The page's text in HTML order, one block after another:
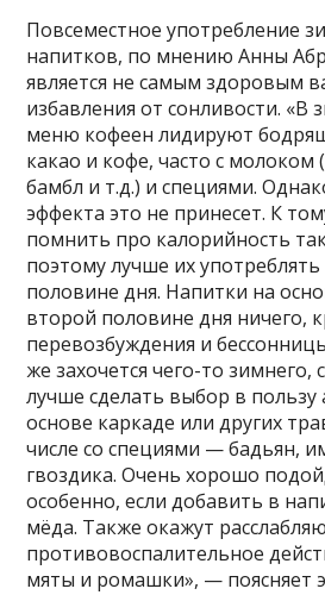
Повсеместное употребление
напитков, по мнению Анны
является не самым здоровым
избавления от сонливости. «В
меню кофеен лидируют
какао и кофе, часто с молоком
бамбл и т.д.) и специями.
эффекта это не принесет. К
помнить про калорийность
поэтому лучше их
половине дня. Напитки на
второй половине дня ничего,
перевозбуждения и
же захочется чего-то
лучше сделать выбор в пользу
основе каркаде или других
числе со специями — бадьян,
гвоздика. Очень хорошо
особенно, если добавить в
мёда. Также окажут
противовоспалительное
мяты и ромашки», — поясняет